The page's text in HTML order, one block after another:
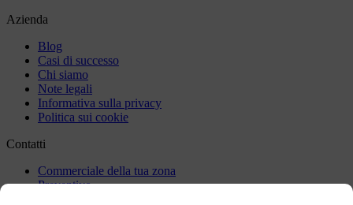
Azienda
Blog
Casi di successo
Chi siamo
Note legali
Informativa sulla privacy
Politica sui cookie
Contatti
Commerciale della tua zona
Preventivo